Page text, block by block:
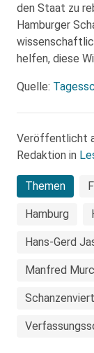
den Staat zu
Hamburger
helfen, diese
Quelle:
Veröffentlicht
Redaktion in
Themen
Hamburg
Hans-Gerd
Manfred